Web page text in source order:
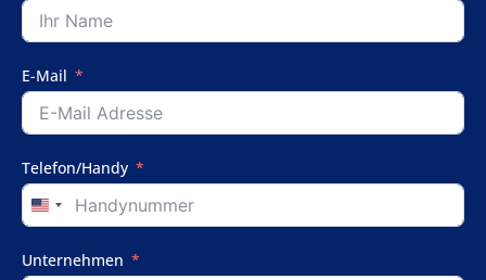
E-Mail
Telefon/Handy
United
States
+1
Unternehmen